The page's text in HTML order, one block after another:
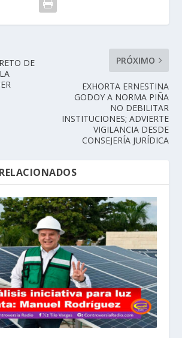
DE
PRÓXIMO
EXHORTA ERNESTINA
GODOY A NORMA PIÑA
NO DEBILITAR
INSTITUCIONES; ADVIERTE
VIGILANCIA DESDE
CONSEJERÍA JURÍDICA